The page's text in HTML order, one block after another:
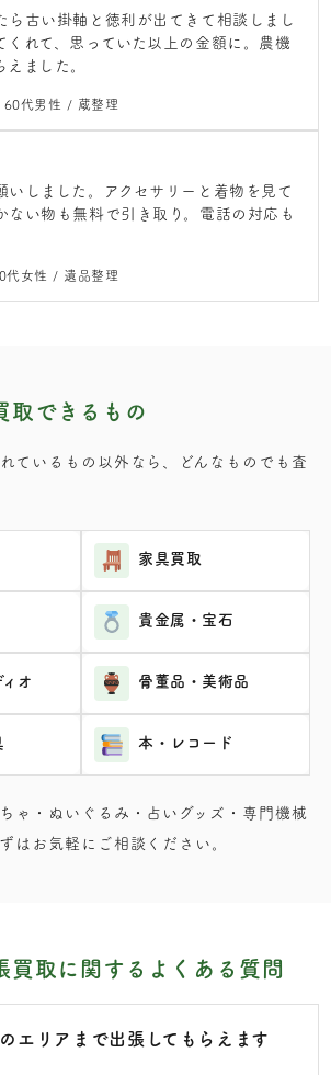
ら古い掛軸と徳利が出てきて相談しまし
くれて、思っていた以上の金額に。農機
ました。
60代男性 / 蔵整理
いしました。アクセサリーと着物を見て
ない物も無料で引き取り。電話の対応も
代女性 / 遺品整理
取できるもの
ているもの以外なら、どんなものでも査
家具買取
貴金属・宝石
オ 骨董品・美術品
本・レコード
ゃ・ぬいぐるみ・占いグッズ・専門機械
はお気軽にご相談ください。
買取に関するよくある質問
エリアまで出張してもらえます